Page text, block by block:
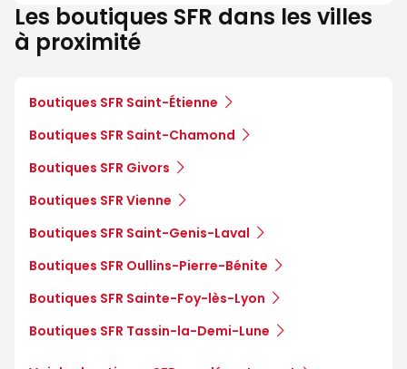
Les boutiques SFR dans les villes
à proximité
Boutiques SFR Saint-Étienne
Boutiques SFR Saint-Chamond
Boutiques SFR Givors
Boutiques SFR Vienne
Boutiques SFR Saint-Genis-Laval
Boutiques SFR Oullins-Pierre-Bénite
Boutiques SFR Sainte-Foy-lès-Lyon
Boutiques SFR Tassin-la-Demi-Lune